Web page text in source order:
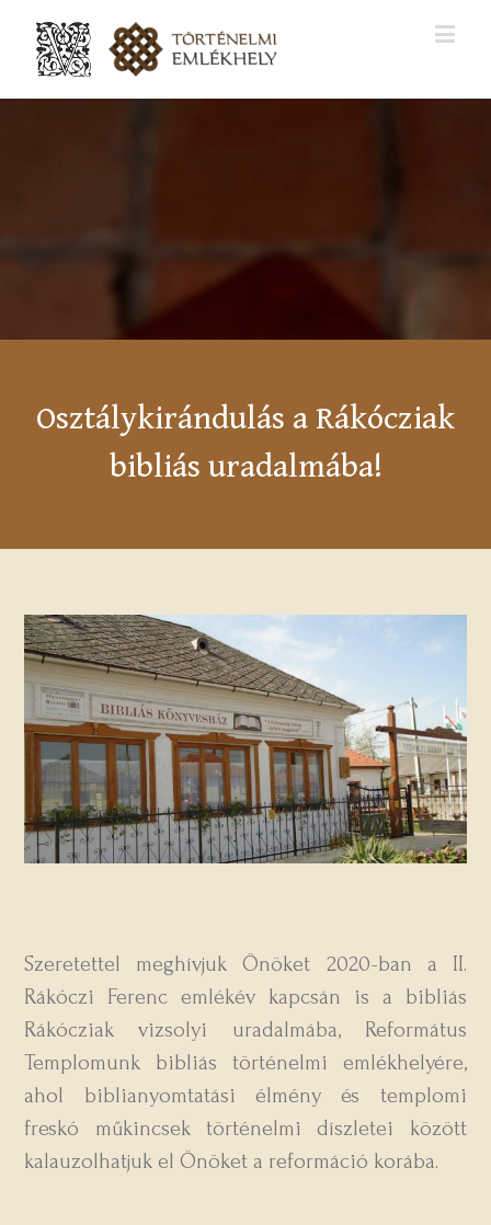
Osztálykirándulás a Rákócziak
bibliás uradalmába!
Szeretettel meghívjuk Önöket 2020-ban a II.
Rákóczi Ferenc emlékév kapcsán is a bibliás
Rákócziak vizsolyi uradalmába, Református
Templomunk bibliás történelmi emlékhelyére,
ahol biblianyomtatási élmény és templomi
freskó műkincsek történelmi díszletei között
kalauzolhatjuk el Önöket a reformáció korába.